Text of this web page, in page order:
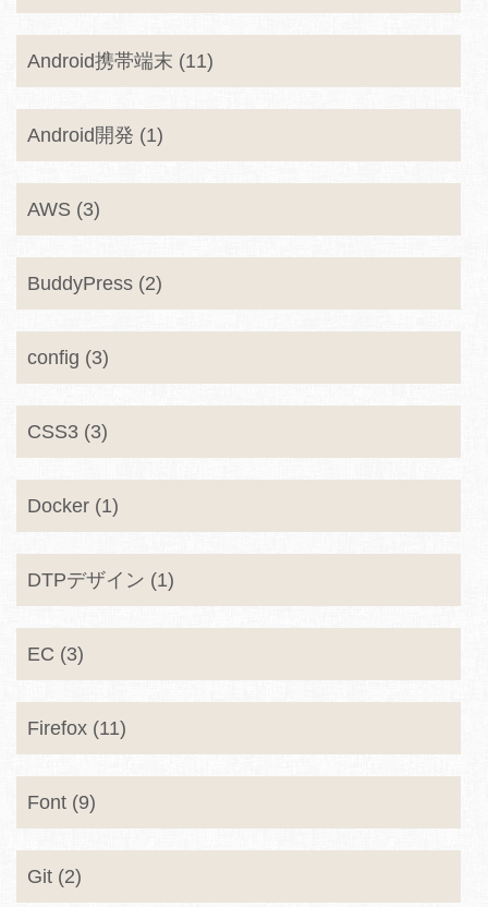
Android携帯端末 (11)
Android開発 (1)
AWS (3)
BuddyPress (2)
config (3)
CSS3 (3)
Docker (1)
DTPデザイン (1)
EC (3)
Firefox (11)
Font (9)
Git (2)